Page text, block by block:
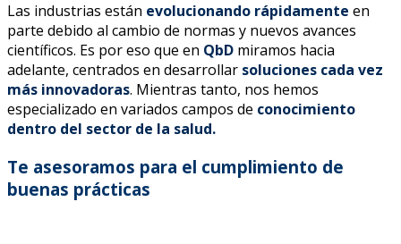
Las industrias están evolucionando rápidamente en
parte debido al cambio de normas y nuevos avances
científicos. Es por eso que en QbD miramos hacia
adelante, centrados en desarrollar soluciones cada vez
más innovadoras. Mientras tanto, nos hemos
especializado en variados campos de conocimiento
dentro del sector de la salud.
Te asesoramos para el cumplimiento de
buenas prácticas